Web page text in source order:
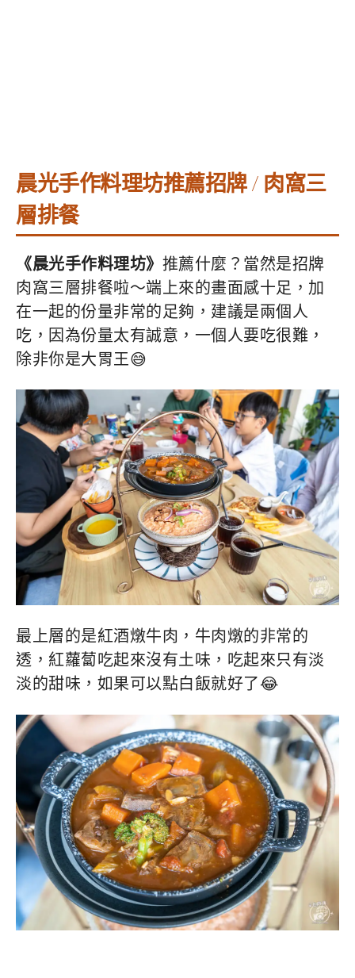
晨光手作料理坊推薦招牌 / 肉窩三
層排餐
《晨光手作料理坊》 推薦什麼？當然是招牌
肉窩三層排餐啦～端上來的畫面感十足，加
在一起的份量非常的足夠，建議是兩個人
吃，因為份量太有誠意，一個人要吃很難，
除非你是大胃王😅
最上層的是紅酒燉牛肉，牛肉燉的非常的
透，紅蘿蔔吃起來沒有土味，吃起來只有淡
淡的甜味，如果可以點白飯就好了😂